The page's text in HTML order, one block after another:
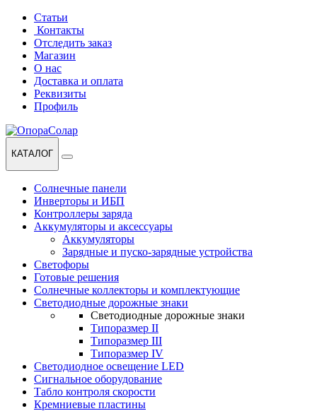
Перейти
навигации
Перейти
содержанию
Статьи
Контакты
Отследить заказ
Магазин
О нас
Доставка и оплата
Реквизиты
Профиль
КАТАЛОГ
Солнечные панели
Инверторы и ИБП
Контроллеры заряда
Аккумуляторы и аксессуары
Аккумуляторы
Зарядные и пуско-зарядные устройства
Светофоры
Готовые решения
Солнечные коллекторы и комплектующие
Светодиодные дорожные знаки
Светодиодные дорожные знаки
Типоразмер II
Типоразмер III
Типоразмер IV
Светодиодное освещение LED
Сигнальное оборудование
Табло контроля скорости
Кремниевые пластины